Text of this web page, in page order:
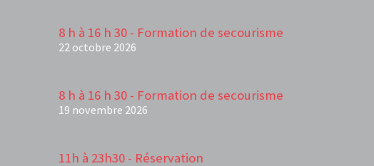
8 h à 16 h 30 - Formation de secourisme
22 octobre 2026
8 h à 16 h 30 - Formation de secourisme
19 novembre 2026
11h à 23h30 - Réservation